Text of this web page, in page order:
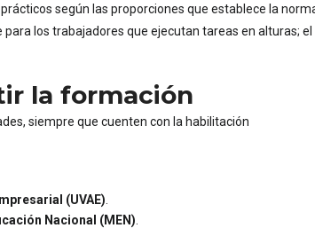
según las proporciones que establece la
los trabajadores que ejecutan tareas en alturas; el
la formación
siempre que cuenten con la habilitación
(UVAE)
Nacional (MEN)